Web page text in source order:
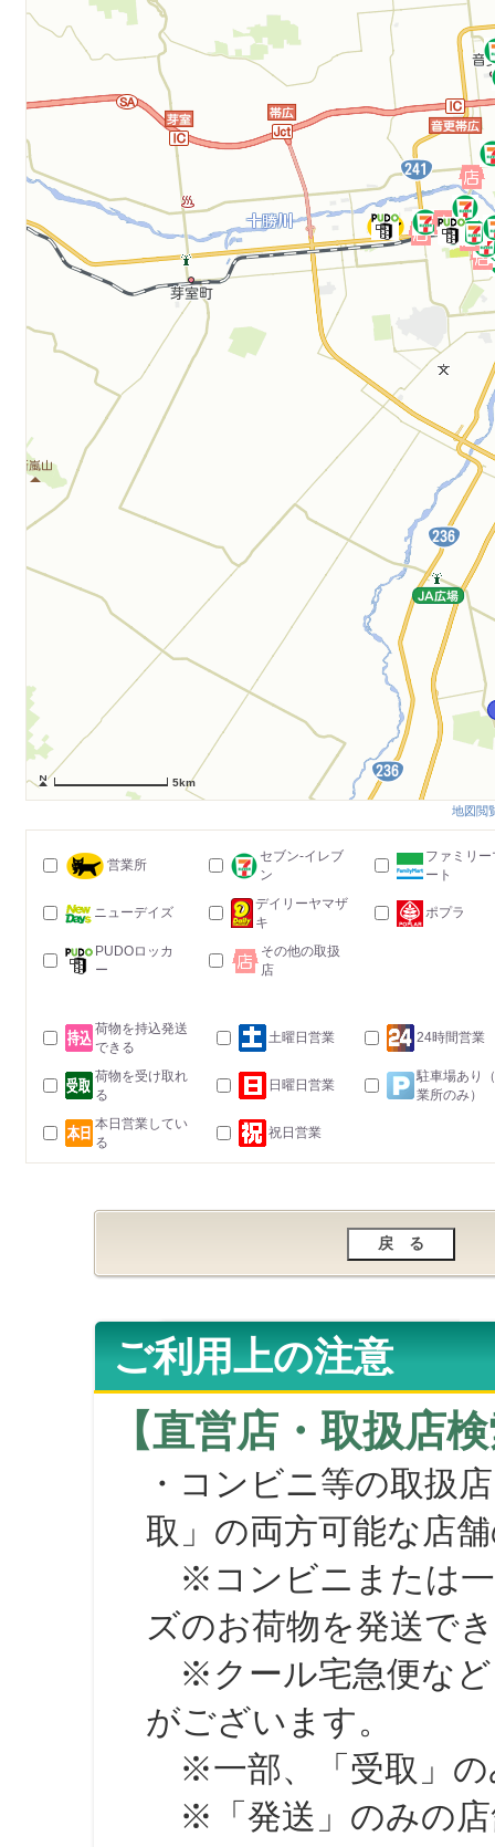
5km
地図閲
営業所
セブン-イレブ
ン
ファミリー
ート
ニューデイズ
デイリーヤマザ
キ
ポプラ
PUDOロッカ
ー
その他の取扱
店
荷物を持込発送
できる
土曜日営業 24時間営業
荷物を受け取れ
る
日曜日営業
駐車場あり
業所のみ）
本日営業してい
る
祝日営業
ご利用上の注意
【直営店・取扱店
・コンビニ等の取扱
取」の両方可能な店
※コンビニまたは一
ズのお荷物を発送で
※クール宅急便など
がございます。
※一部、「受取」の
※「発送」のみの店